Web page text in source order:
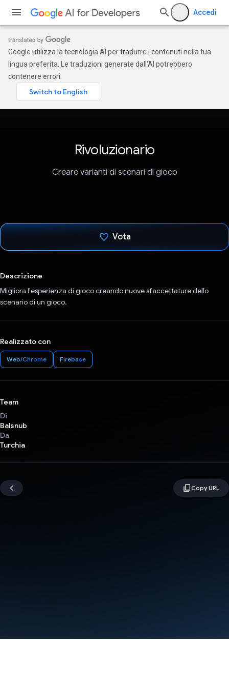
Accedi
Google utilizza la tecnologia AI per tradurre i contenuti nella tua
lingua preferita. Le traduzioni generate dall'AI potrebbero
contenere errori.
Rivoluzionario
Creare varianti di scenari di gioco
Vota
Descrizione
Migliora l'esperienza di gioco creando nuove sfaccettature dello
scenario di un gioco.
Realizzato con
Web/Chrome Firebase
Team
Di
Balsnub
Da
Turchia